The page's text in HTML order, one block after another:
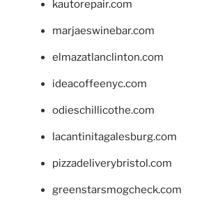
kautorepair.com
marjaeswinebar.com
elmazatlanclinton.com
ideacoffeenyc.com
odieschillicothe.com
lacantinitagalesburg.com
pizzadeliverybristol.com
greenstarsmogcheck.com